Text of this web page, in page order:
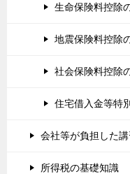
生命保険料控除
地震保険料控除
社会保険料控除
住宅借入金等特
会社等が負担した
所得税の基礎知識